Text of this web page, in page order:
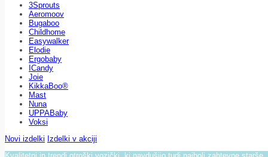
3Sprouts
Aeromoov
Bugaboo
Childhome
Easywalker
Elodie
Ergobaby
ICandy
Joie
KikkaBoo®
Mast
Nuna
UPPABaby
Voksi
Novi izdelki Izdelki v akciji